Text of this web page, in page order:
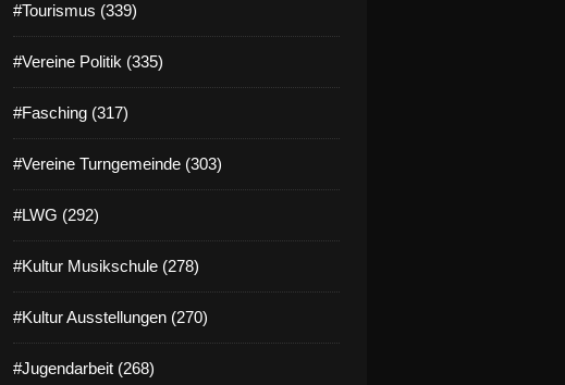
#Tourismus (339)
#Vereine Politik (335)
#Fasching (317)
#Vereine Turngemeinde (303)
#LWG (292)
#Kultur Musikschule (278)
#Kultur Ausstellungen (270)
#Jugendarbeit (268)